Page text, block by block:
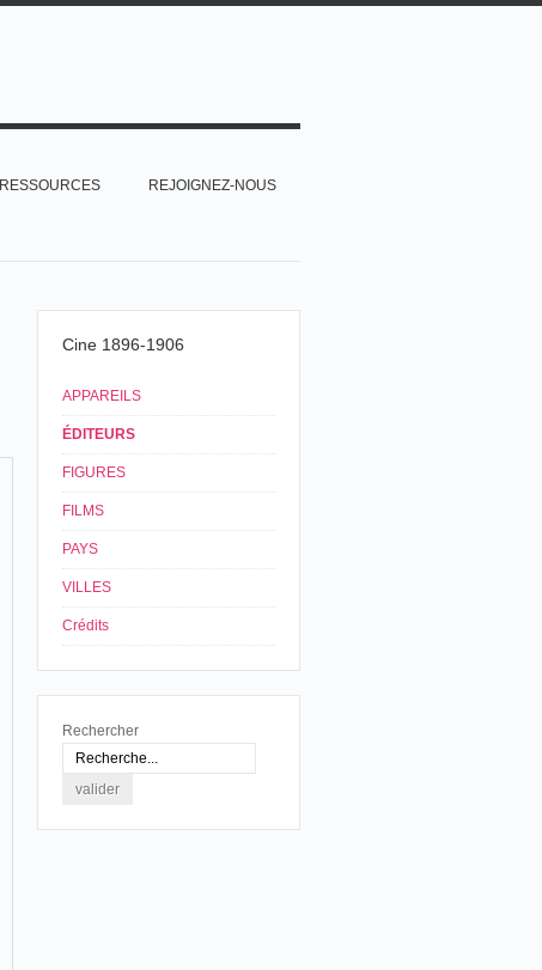
RESSOURCES REJOIGNEZ-NOUS
Cine 1896-1906
APPAREILS
ÉDITEURS
FIGURES
FILMS
PAYS
VILLES
Crédits
Rechercher